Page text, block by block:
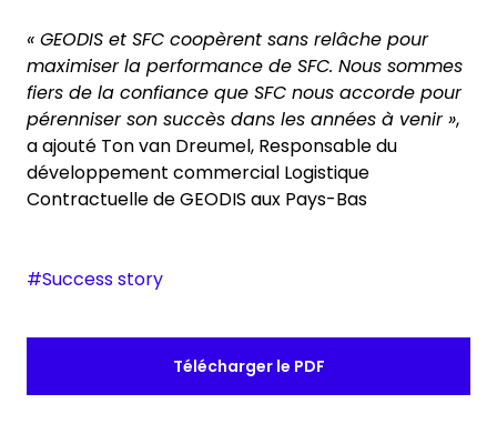
« GEODIS et SFC coopèrent sans relâche pour
maximiser la performance de SFC. Nous sommes
fiers de la confiance que SFC nous accorde pour
pérenniser son succès dans les années à venir »,
a ajouté Ton van Dreumel, Responsable du
développement commercial Logistique
Contractuelle de GEODIS aux Pays-Bas
#Success story
Télécharger le PDF